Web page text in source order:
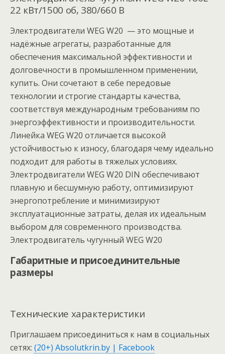
22 кВт/1500 об, 380/660 В
Электродвигатели WEG W20 — это мощные и
надёжные агрегаты, разработанные для
обеспечения максимальной эффективности и
долговечности в промышленном применении,
купить. Они сочетают в себе передовые
технологии и строгие стандарты качества,
соответствуя международным требованиям по
энергоэффективности и производительности.
Линейка WEG W20 отличается высокой
устойчивостью к износу, благодаря чему идеально
подходит для работы в тяжелых условиях.
Электродвигатели WEG W20 DIN обеспечивают
плавную и бесшумную работу, оптимизируют
энергопотребление и минимизируют
эксплуатационные затраты, делая их идеальным
выбором для современного производства.
Электродвигатель чугунный WEG W20
Габаритные и присоединительные
размеры
Технические характеристики
Приглашаем присоединиться к нам в социальных
сетях: (20+) Absolutkrin.by | Facebook